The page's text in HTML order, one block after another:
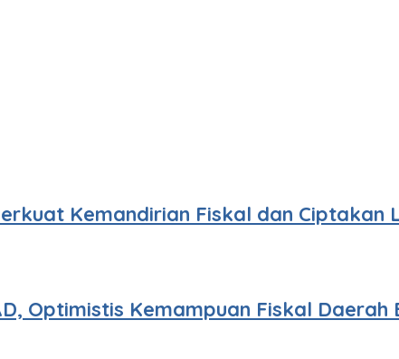
Kemandirian Fiskal dan Ciptakan
Optimistis Kemampuan Fiskal Daerah